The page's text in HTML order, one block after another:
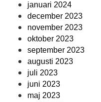
januari 2024
december 2023
november 2023
oktober 2023
september 2023
augusti 2023
juli 2023
juni 2023
maj 2023